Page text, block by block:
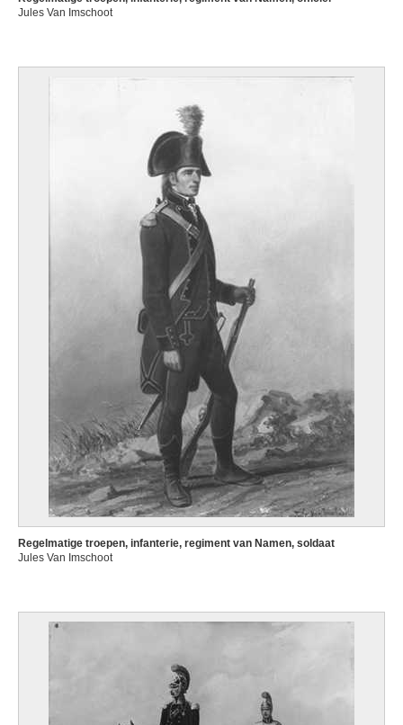
Jules Van Imschoot
Regelmatige troepen, infanterie, regiment van Namen, soldaat
Jules Van Imschoot